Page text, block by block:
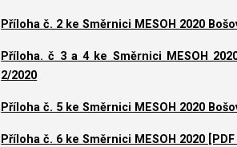
Příloha č. 2 ke Směrnici MESOH 2020
Příloha. č 3 a 4 ke Směrnici MESOH
2/2020
Příloha č. 5 ke Směrnici MESOH 2020
Příloha č. 6 ke Směrnici MESOH 2020 [PDF